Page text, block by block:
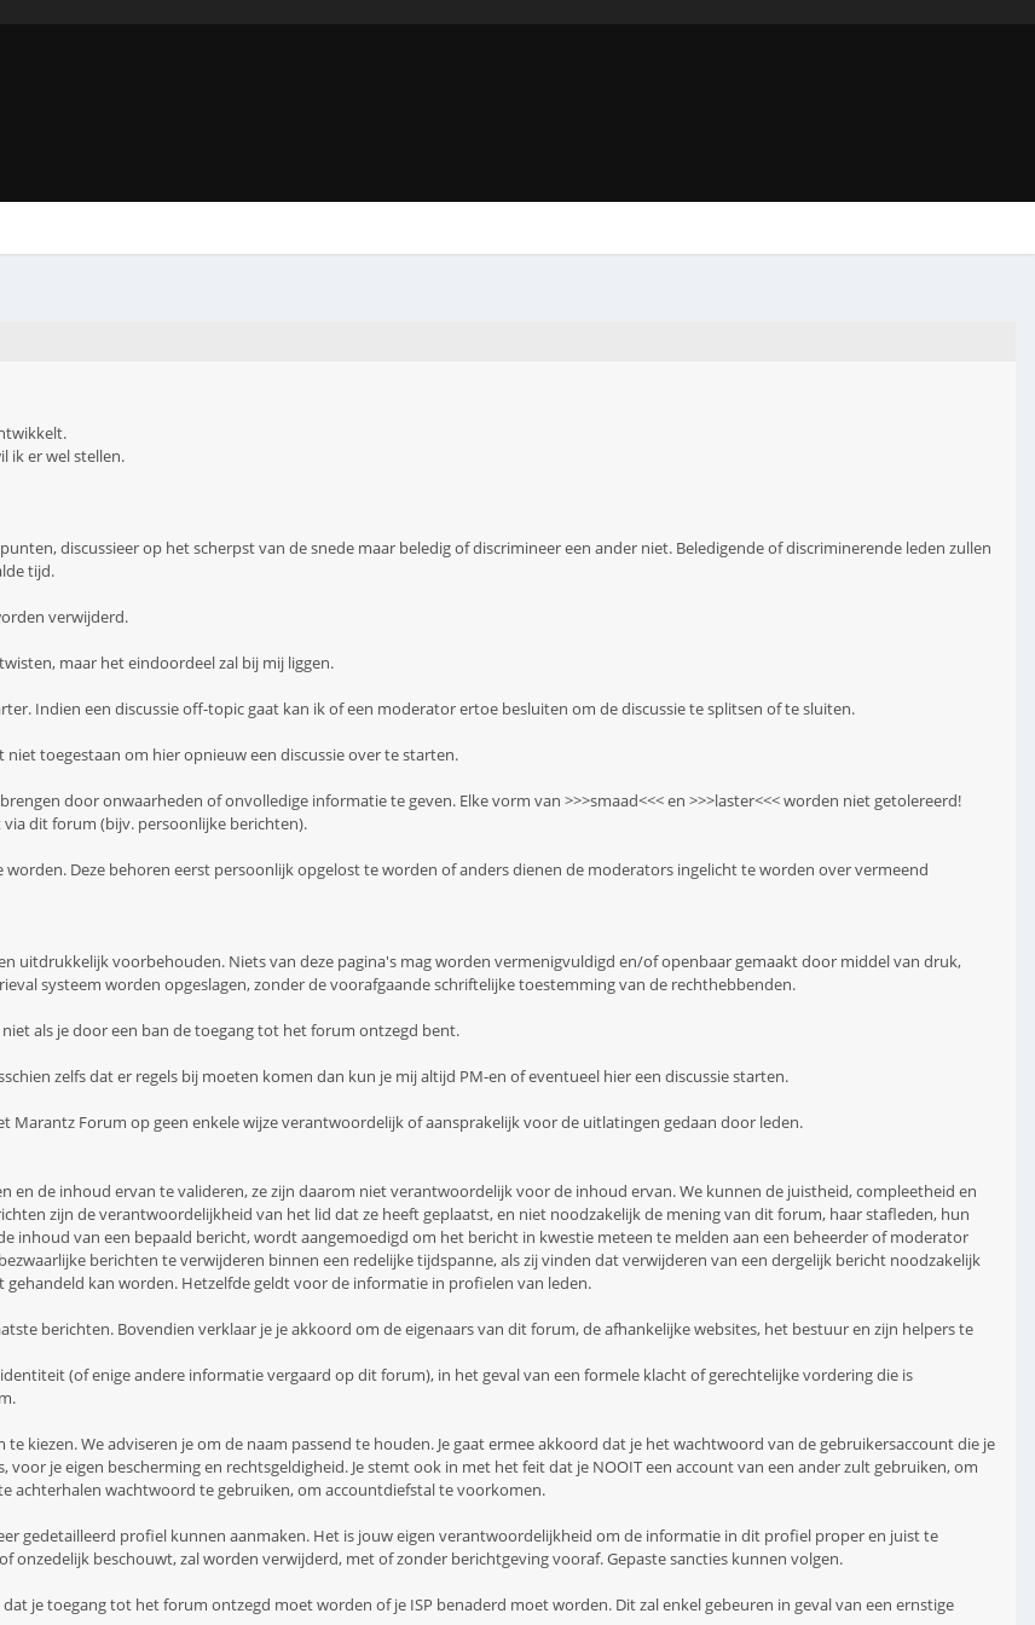
ik er wel stellen.
discussieer op het scherpst van de snede maar beledig of discrimineer een ander niet. Beledigende of discriminerende leden zullen
tijd.
verwijderd.
maar het eindoordeel zal bij mij liggen.
Indien een discussie off-topic gaat kan ik of een moderator ertoe besluiten om de discussie te splitsen of te sluiten.
toegestaan om hier opnieuw een discussie over te starten.
door onwaarheden of onvolledige informatie te geven. Elke vorm van >>>smaad<<< en >>>laster<<< worden niet getolereerd!
dit forum (bijv. persoonlijke berichten).
Deze behoren eerst persoonlijk opgelost te worden of anders dienen de moderators ingelicht te worden over vermeend
uitdrukkelijk voorbehouden. Niets van deze pagina's mag worden vermenigvuldigd en/of openbaar gemaakt door middel van druk,
systeem worden opgeslagen, zonder de voorafgaande schriftelijke toestemming van de rechthebbenden.
als je door een ban de toegang tot het forum ontzegd bent.
zelfs dat er regels bij moeten komen dan kun je mij altijd PM-en of eventueel hier een discussie starten.
Forum op geen enkele wijze verantwoordelijk of aansprakelijk voor de uitlatingen gedaan door leden.
en de inhoud ervan te valideren, ze zijn daarom niet verantwoordelijk voor de inhoud ervan. We kunnen de juistheid, compleetheid en
zijn de verantwoordelijkheid van het lid dat ze heeft geplaatst, en niet noodzakelijk de mening van dit forum, haar stafleden, hun
inhoud van een bepaald bericht, wordt aangemoedigd om het bericht in kwestie meteen te melden aan een beheerder of moderator
berichten te verwijderen binnen een redelijke tijdspanne, als zij vinden dat verwijderen van een dergelijk bericht noodzakelijk
kan worden. Hetzelfde geldt voor de informatie in profielen van leden.
berichten. Bovendien verklaar je je akkoord om de eigenaars van dit forum, de afhankelijke websites, het bestuur en zijn helpers te
(of enige andere informatie vergaard op dit forum), in het geval van een formele klacht of gerechtelijke vordering die is
kiezen. We adviseren je om de naam passend te houden. Je gaat ermee akkoord dat je het wachtwoord van de gebruikersaccount die je
je eigen bescherming en rechtsgeldigheid. Je stemt ook in met het feit dat je NOOIT een account van een ander zult gebruiken, om
achterhalen wachtwoord te gebruiken, om accountdiefstal te voorkomen.
gedetailleerd profiel kunnen aanmaken. Het is jouw eigen verantwoordelijkheid om de informatie in dit profiel proper en juist te
onzedelijk beschouwt, zal worden verwijderd, met of zonder berichtgeving vooraf. Gepaste sancties kunnen volgen.
je toegang tot het forum ontzegd moet worden of je ISP benaderd moet worden. Dit zal enkel gebeuren in geval van een ernstige